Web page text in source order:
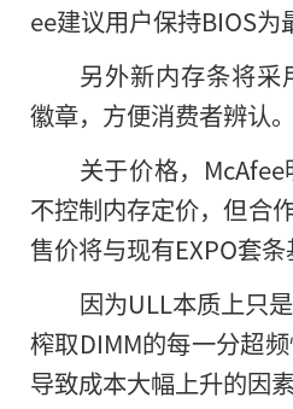
ee建议用户保持BIOS为
另外新内存条将
徽章，方便消费者辨认。
关于价格，
不控制内存定价，但合
售价将与现有EXPO套条
因为ULL本质上只
榨取DIMM的每一分超
导致成本大幅上升的因素